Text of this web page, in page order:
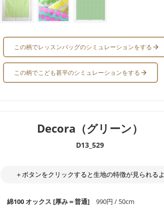
この柄でレッスンバッグのシミュレーションをする
この柄でこども甚平のシミュレーションをする
Decora（グリーン）
D13_529
＋ボタンをクリックすると生地の特徴が見られるよ
綿100 オックス [厚み＝普通] 990円 / 50cm